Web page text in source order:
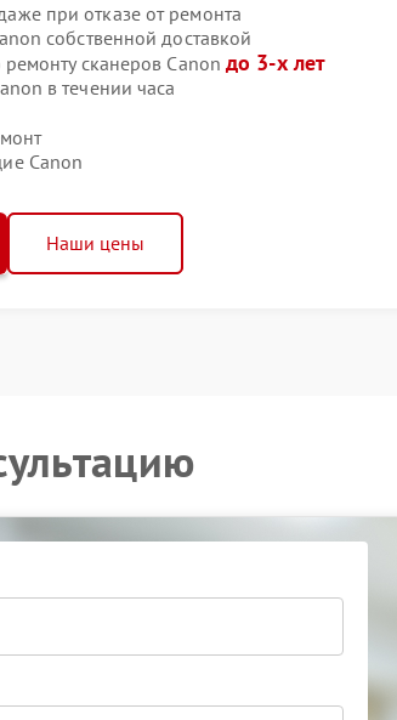
при отказе от ремонта
собственной доставкой
сканеров Canon до 3-х лет
в течении часа
Canon
Наши цены